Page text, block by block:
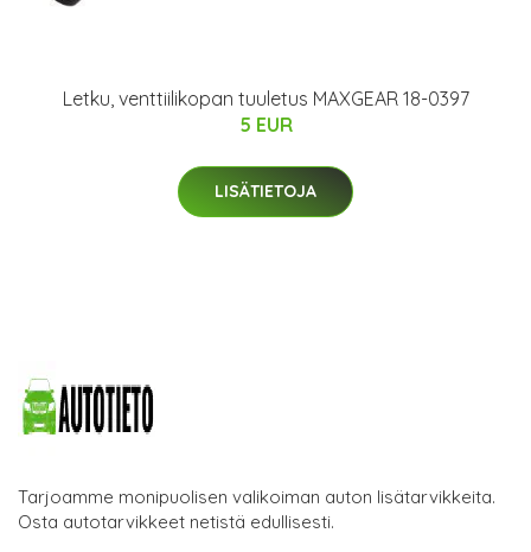
Letku, venttiilikopan tuuletus MAXGEAR 18-0397
5 EUR
LISÄTIETOJA
Tarjoamme monipuolisen valikoiman auton lisätarvikkeita.
Osta autotarvikkeet netistä edullisesti.